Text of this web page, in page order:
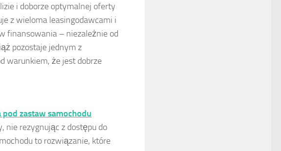
i doborze optymalnej oferty
z wieloma leasingodawcami i
finansowania – niezależnie od
pozostaje jednym z
warunkiem, że jest dobrze
zastaw samochodu
nie rezygnując z dostępu do
to rozwiązanie, które